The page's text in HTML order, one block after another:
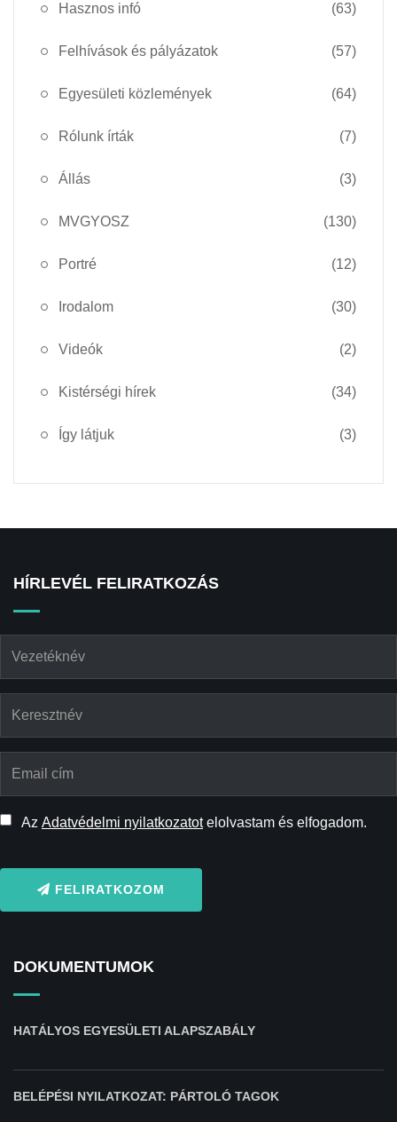
Hasznos infó (63)
Felhívások és pályázatok (57)
Egyesületi közlemények (64)
Rólunk írták (7)
Állás (3)
MVGYOSZ (130)
Portré (12)
Irodalom (30)
Videók (2)
Kistérségi hírek (34)
Így látjuk (3)
HÍRLEVÉL FELIRATKOZÁS
Az Adatvédelmi nyilatkozatotelolvastam és elfogadom.
FELIRATKOZOM
DOKUMENTUMOK
HATÁLYOS EGYESÜLETI ALAPSZABÁLY
BELÉPÉSI NYILATKOZAT: PÁRTOLÓ TAGOK